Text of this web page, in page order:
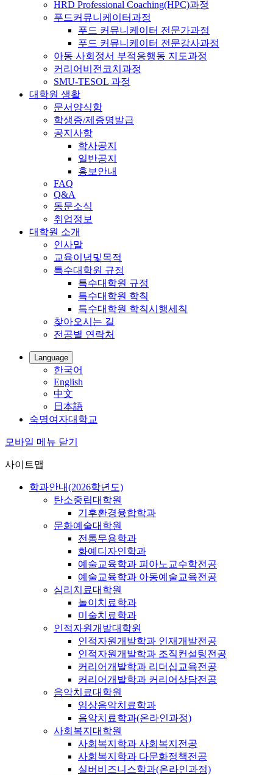
HRD Professional Coaching(HPC)과정
푸드커뮤니케이터과정
푸드 커뮤니케이터 전문가과정
푸드 커뮤니케이터 전문강사과정
아동 사회정서 부적응행동 지도과정
커리어비전코치과정
SMU-TESOL 과정
대학원 생활
문서양식함
학생증/제증명발급
공지사항
학사공지
일반공지
홍보안내
FAQ
Q&A
동문소식
취업정보
대학원 소개
인사말
교육이념및목적
특수대학원 규정
특수대학원 규정
특수대학원 학칙
특수대학원 학칙시행세칙
찾아오시는 길
전공별 연락처
Language
한국어
English
中文
日本語
숙명여자대학교
모바일 메뉴 닫기
사이트맵
학과안내(2026학년도)
탄소중립대학원
기후환경융합학과
문화예술대학원
전통무용학과
화예디자인학과
예술교육학과 피아노교수학전공
예술교육학과 아동예술교육전공
심리치료대학원
놀이치료학과
미술치료학과
인적자원개발대학원
인적자원개발학과 인재개발전공
인적자원개발학과 조직컨설팅전공
커리어개발학과 리더십교육전공
커리어개발학과 커리어상담전공
음악치료대학원
임상음악치료학과
음악치료학과(온라인과정)
사회복지대학원
사회복지학과 사회복지전공
사회복지학과 다문화정책전공
실버비즈니스학과(온라인과정)